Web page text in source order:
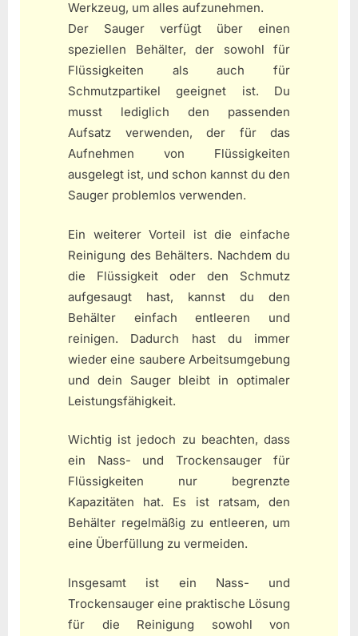
Werkzeug, um alles aufzunehmen.
Der Sauger verfügt über einen
speziellen Behälter, der sowohl für
Flüssigkeiten als auch für
Schmutzpartikel geeignet ist. Du
musst lediglich den passenden
Aufsatz verwenden, der für das
Aufnehmen von Flüssigkeiten
ausgelegt ist, und schon kannst du den
Sauger problemlos verwenden.
Ein weiterer Vorteil ist die einfache
Reinigung des Behälters. Nachdem du
die Flüssigkeit oder den Schmutz
aufgesaugt hast, kannst du den
Behälter einfach entleeren und
reinigen. Dadurch hast du immer
wieder eine saubere Arbeitsumgebung
und dein Sauger bleibt in optimaler
Leistungsfähigkeit.
Wichtig ist jedoch zu beachten, dass
ein Nass- und Trockensauger für
Flüssigkeiten nur begrenzte
Kapazitäten hat. Es ist ratsam, den
Behälter regelmäßig zu entleeren, um
eine Überfüllung zu vermeiden.
Insgesamt ist ein Nass- und
Trockensauger eine praktische Lösung
für die Reinigung sowohl von